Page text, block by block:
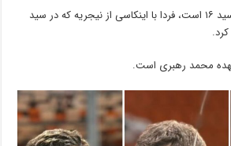
کاپیتان تیم ملی سابر که سید ۱۶ است، فردا با اینکاسی از نیجریه که در سید
محمد رهبری است.